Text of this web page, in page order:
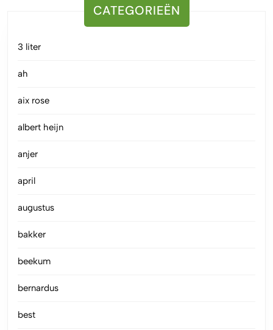
CATEGORIEËN
3 liter
ah
aix rose
albert heijn
anjer
april
augustus
bakker
beekum
bernardus
best